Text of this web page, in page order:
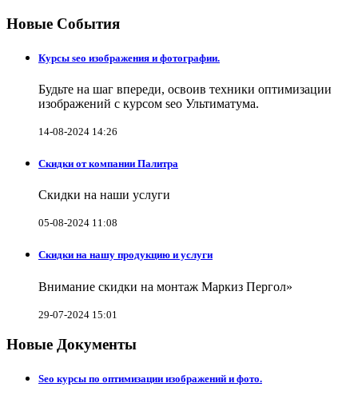
Новые События
Курсы seo изображения и фотографии.
Будьте на шаг впереди, освоив техники оптимизации
изображений с курсом seo Ультиматума.
14-08-2024 14:26
Скидки от компании Палитра
Скидки на наши услуги
05-08-2024 11:08
Скидки на нашу продукцию и услуги
Внимание скидки на монтаж Маркиз Пергол»
29-07-2024 15:01
Новые Документы
Seo курсы по оптимизации изображений и фото.